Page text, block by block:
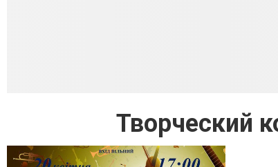
Творческий